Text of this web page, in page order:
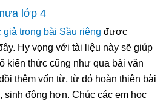
lớp 4
trong bài Sầu riêng được
Hy vọng với tài liệu này sẽ giúp
kiến thức cũng như qua bài văn
thêm vốn từ, từ đó hoàn thiện bài
sinh động hơn. Chúc các em học